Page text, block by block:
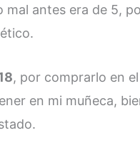
mal antes era de 5,
, por comprarlo en el
en mi muñeca,